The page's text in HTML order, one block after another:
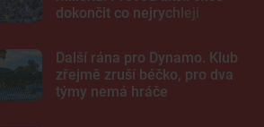
dokončit co nejrychleji
Další rána pro Dynamo. Klub
zřejmě zruší béčko, pro dva
týmy nemá hráče